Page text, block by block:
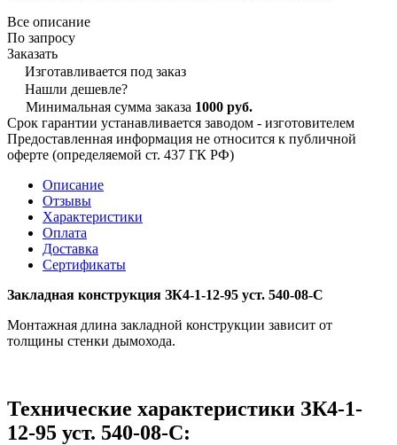
Все описание
По запросу
Заказать
Изготавливается под заказ
Нашли дешевле?
Минимальная сумма заказа 1000 руб.
Срок гарантии устанавливается заводом - изготовителем
Предоставленная информация не относится к публичной
оферте (определяемой ст. 437 ГК РФ)
Описание
Отзывы
Характеристики
Оплата
Доставка
Сертификаты
Закладная конструкция ЗК4-1-12-95 уст. 540-08-С
Монтажная длина закладной конструкции зависит от
толщины стенки дымохода.
Технические характеристики ЗК4-1-
12-95 уст. 540-08-С: